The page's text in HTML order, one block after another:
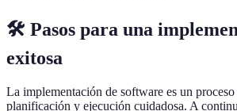
🛠️ Pasos para una
exitosa
La implementación de software es un
planificación y ejecución cuidadosa. A